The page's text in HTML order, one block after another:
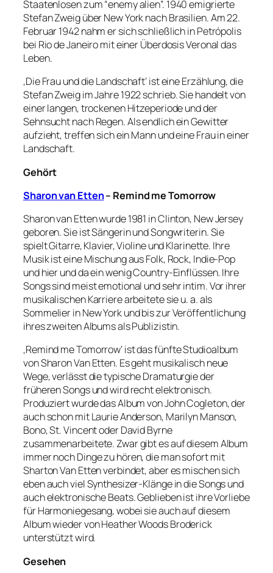
Staatenlosen zum “enemy alien”. 1940 emigrierte
Stefan Zweig über New York nach Brasilien. Am 22.
Februar 1942 nahm er sich schließlich in Petrópolis
bei Rio de Janeiro mit einer Überdosis Veronal das
Leben.
‚Die Frau und die Landschaft‘ ist eine Erzählung, die
Stefan Zweig im Jahre 1922 schrieb. Sie handelt von
einer langen, trockenen Hitzeperiode und der
Sehnsucht nach Regen. Als endlich ein Gewitter
aufzieht, treffen sich ein Mann und eine Frau in einer
Landschaft.
Gehört
Sharon van Etten– Remind me Tomorrow
Sharon van Etten wurde 1981 in Clinton, New Jersey
geboren. Sie ist Sängerin und Songwriterin. Sie
spielt Gitarre, Klavier, Violine und Klarinette. Ihre
Musik ist eine Mischung aus Folk, Rock, Indie-Pop
und hier und da ein wenig Country-Einflüssen. Ihre
Songs sind meist emotional und sehr intim. Vor ihrer
musikalischen Karriere arbeitete sie u. a. als
Sommelier in New York und bis zur Veröffentlichung
ihres zweiten Albums als Publizistin.
‚Remind me Tomorrow‘ ist das fünfte Studioalbum
von Sharon Van Etten. Es geht musikalisch neue
Wege, verlässt die typische Dramaturgie der
früheren Songs und wird recht elektronisch.
Produziert wurde das Album von John Cogleton, der
auch schon mit Laurie Anderson, Marilyn Manson,
Bono, St. Vincent oder David Byrne
zusammenarbeitete. Zwar gibt es auf diesem Album
immer noch Dinge zu hören, die man sofort mit
Sharton Van Etten verbindet, aber es mischen sich
eben auch viel Synthesizer-Klänge in die Songs und
auch elektronische Beats. Geblieben ist ihre Vorliebe
für Harmoniegesang, wobei sie auch auf diesem
Album wieder von Heather Woods Broderick
unterstützt wird.
Gesehen